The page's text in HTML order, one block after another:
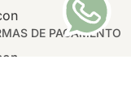
DE PAGAMENTO